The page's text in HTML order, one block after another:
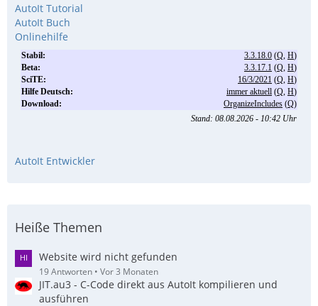
AutoIt Tutorial
AutoIt Buch
Onlinehilfe
AutoIt Entwickler
Heiße Themen
Website wird nicht gefunden
19 Antworten Vor 3 Monaten
JIT.au3 - C-Code direkt aus AutoIt kompilieren und
ausführen